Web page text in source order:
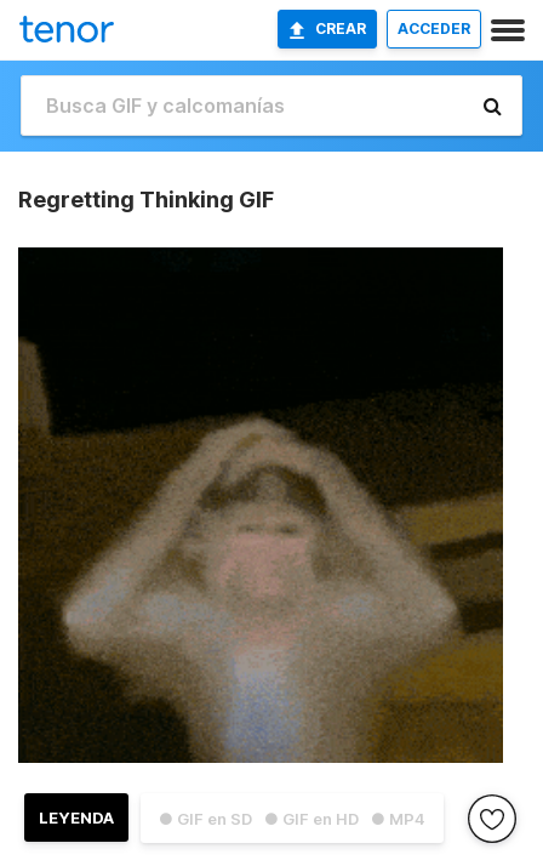
CREAR ACCEDER
Regretting Thinking GIF
● GIF en SD ● GIF en HD ● MP4
LEYENDA